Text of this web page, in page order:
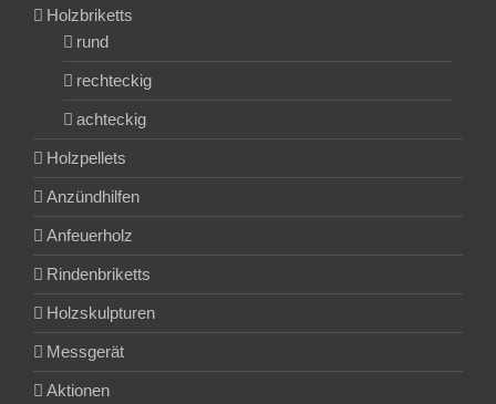
Holzbriketts
rund
rechteckig
achteckig
Holzpellets
Anzündhilfen
Anfeuerholz
Rindenbriketts
Holzskulpturen
Messgerät
Aktionen